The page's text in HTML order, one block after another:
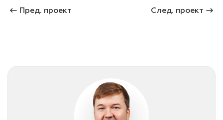
Пред. проект След. проект